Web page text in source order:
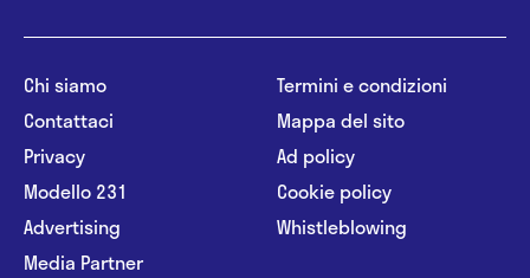
Chi siamo
Contattaci
Privacy
Modello 231
Advertising
Media Partner
Termini e condizioni
Mappa del sito
Ad policy
Cookie policy
Whistleblowing